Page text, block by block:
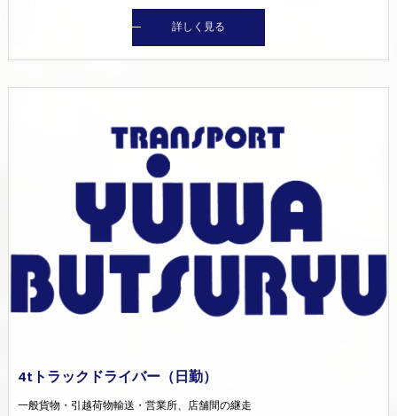
詳しく見る
4tトラックドライバー（日勤）
一般貨物・引越荷物輸送・営業所、店舗間の継走